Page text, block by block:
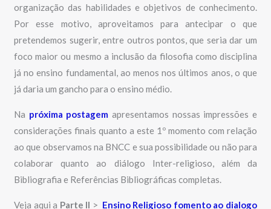
organização das habilidades e objetivos de conhecimento.
Por esse motivo, aproveitamos para antecipar o que
pretendemos sugerir, entre outros pontos, que seria dar um
foco maior ou mesmo a inclusão da filosofia como disciplina
já no ensino fundamental, ao menos nos últimos anos, o que
já daria um gancho para o ensino médio.
Na próxima postagem apresentamos nossas impressões e
considerações finais quanto a este 1º momento com relação
ao que observamos na BNCC e sua possibilidade ou não para
colaborar quanto ao diálogo Inter-religioso, além da
Bibliografia e Referências Bibliográficas completas.
Veja aqui a Parte II > Ensino Religioso fomento ao dialogo